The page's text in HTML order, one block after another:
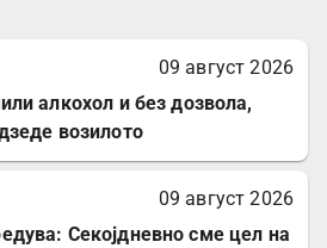
09 август 2026
алкохол и без дозвола,
возилото
09 август 2026
Секојдневно сме цел на